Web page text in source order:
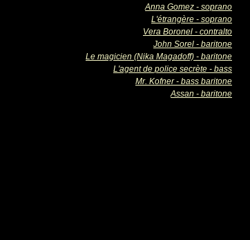
Anna Gomez - soprano
L'étrangère - soprano
Vera Boronel - contralto
John Sorel - baritone
Le magicien (Nika Magadoff) - baritone
L'agent de police secrète - bass
Mr. Kofner - bass baritone
Assan - baritone